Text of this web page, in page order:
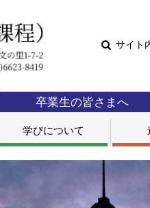
サイト
卒業生の皆さまへ
学びについて